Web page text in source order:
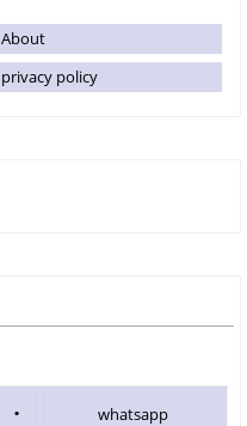
About
privacy policy
whatsapp